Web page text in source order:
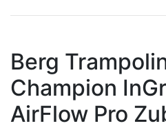
Berg
Champion
AirFlow Pro